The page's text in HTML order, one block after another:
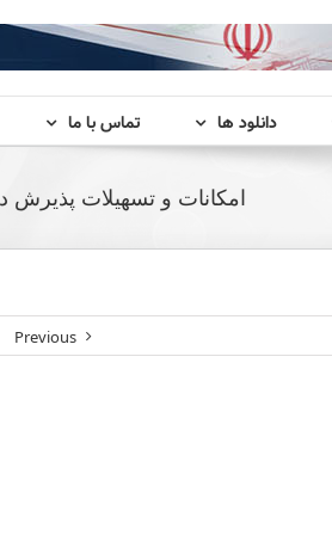
دانلود ها تماس با ما
امکانات و تسهیلات پذیرش
Previous